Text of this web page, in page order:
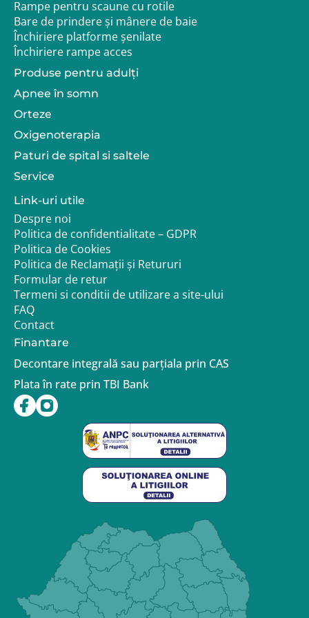
Informații importante
accesoriu de igienă medicală
produs de unică folosință
nu se spală și nu se reutilizează
normelor de igienă
compatibil exclusiv cu aparatele ResMed seriile 9
Rampe pentru scaune cu rotile
Bare de prindere și mânere de baie
Închiriere platforme șenilate
Închiriere rampe acces
Produse pentru adulţi
Apnee în somn
Orteze
Oxigenoterapia
Paturi de spital si saltele
Service
Link-uri utile
Despre noi
Politica de confidentialitate – GDPR
Politica de Cookies
Politica de Reclamații și Retururi
Formular de retur
Termeni si conditii de utilizare a site-ului
FAQ
Contact
Finantare
Decontare integrală sau parțiala prin CAS
Plata în rate prin TBI Bank